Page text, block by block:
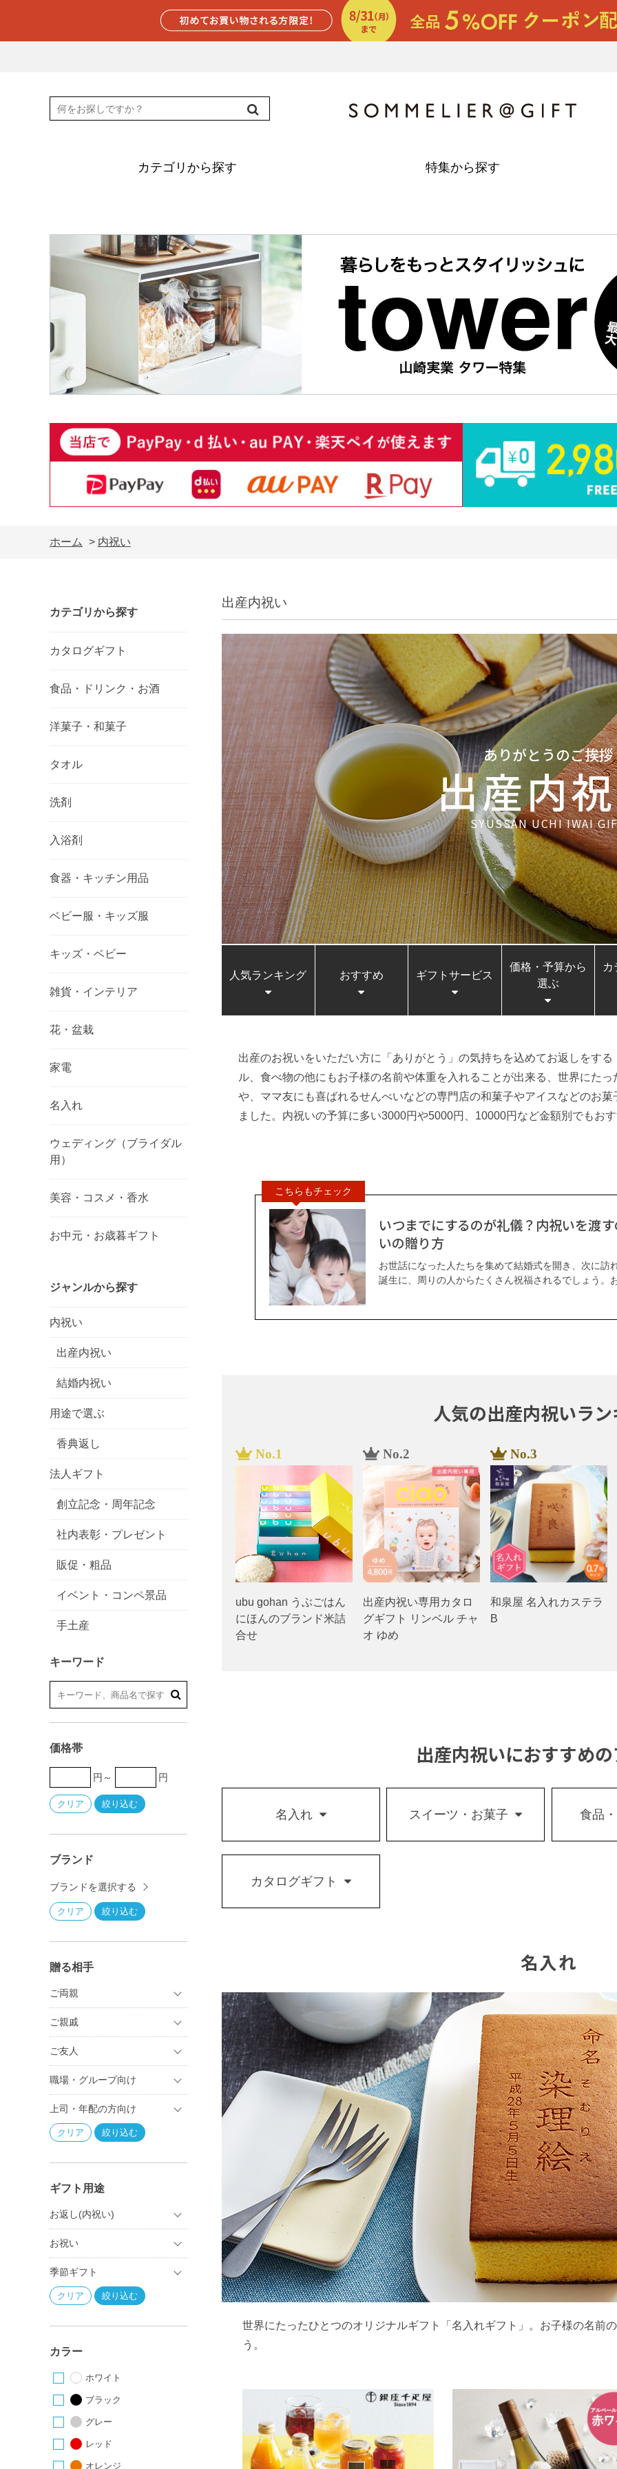
カテゴリから探す 特集から探す
ホーム > 内祝い
カテゴリから探す
カタログギフト
食品・ドリンク・お酒
洋菓子・和菓子
タオル
洗剤
入浴剤
食器・キッチン用品
ベビー服・キッズ服
キッズ・ベビー
雑貨・インテリア
花・盆栽
家電
名入れ
ウェディング（ブライダル
用）
美容・コスメ・香水
お中元・お歳暮ギフト
ジャンルから探す
内祝い
出産内祝い
結婚内祝い
用途で選ぶ
香典返し
法人ギフト
創立記念・周年記念
社内表彰・プレゼント
販促・粗品
イベント・コンペ景品
手土産
キーワード
価格帯
円～ 円
ブランド
ブランドを選択する
贈る相手
ご両親
ご親戚
ご友人
職場・グループ向け
上司・年配の方向け
ギフト用途
お返し(内祝い)
お祝い
季節ギフト
カラー
ホワイト
ブラック
グレー
レッド
オレンジ
出産内祝い
ありがとうのご挨拶
出産内
SYUSSAN UCHI IWAI
人気ランキング おすすめ ギフトサービス
価格・予算から
選ぶ
カ
出産のお祝いをいただい方に「ありがとう」の気持ちを込めてお返しをす
ル、食べ物の他にもお子様の名前や体重を入れることが出来る、世界にた
や、ママ友にも喜ばれるせんべいなどの専門店の和菓子やアイスなどのお
ました。内祝いの予算に多い3000円や5000円、10000円など金額別でもお
いつまでにするのが礼儀？内祝いを渡
いの贈り方
お世話になった人たちを集めて結婚式を開き、次に訪
誕生に、周りの人からたくさん祝福されるでしょう。
ともに、出産祝いをもらった感謝の気持ちを伝える絶
人気の出産内祝いラ
ubu gohan うぶごはん
にほんのブランド米詰
合せ
出産内祝い専用カタロ
グギフト リンベル チャ
オ ゆめ
和泉屋 名入れカステラ
B
出産内祝いにおすすめ
名入れ スイーツ・お菓子 食品
カタログギフト
名入れ
世界にたったひとつのオリジナルギフト「名入れギフト」。お子様の名前
う。